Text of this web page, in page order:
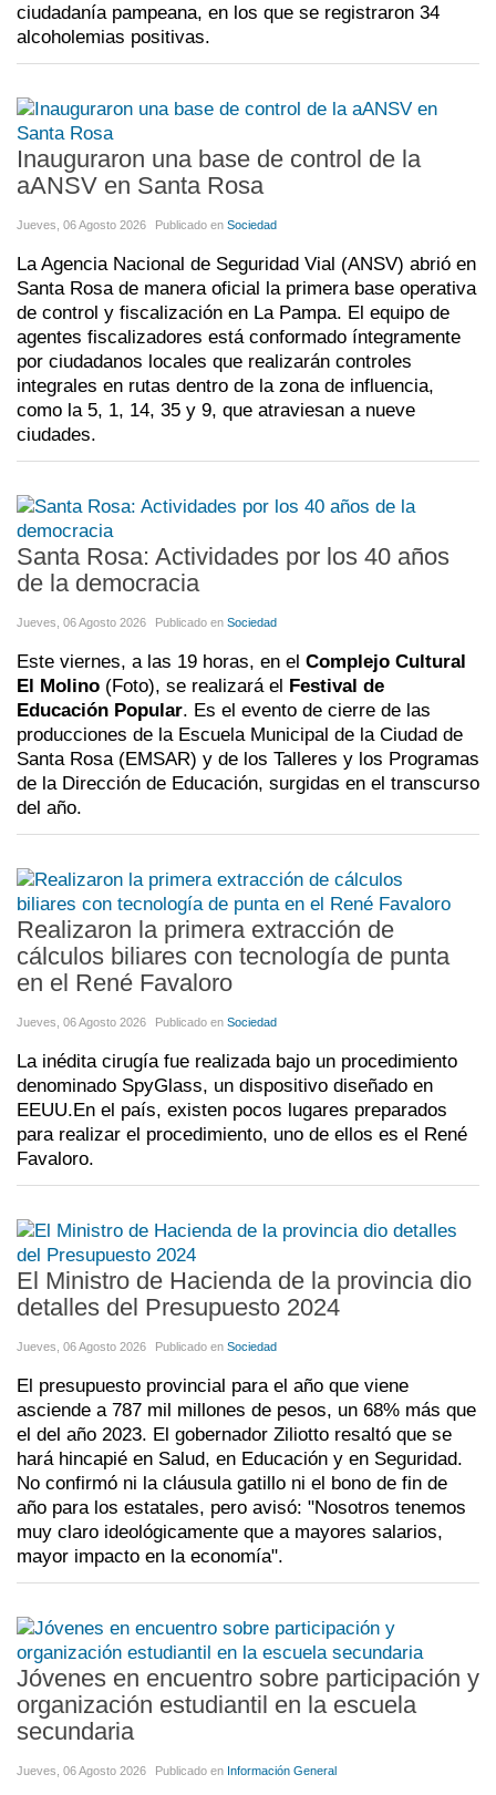
ciudadanía pampeana, en los que se registraron 34
alcoholemias positivas.
Inauguraron una base de control de la
aANSV en Santa Rosa
Jueves, 06 Agosto 2026 Publicado en Sociedad
La Agencia Nacional de Seguridad Vial (ANSV) abrió en
Santa Rosa de manera oficial la primera base operativa
de control y fiscalización en La Pampa. El equipo de
agentes fiscalizadores está conformado íntegramente
por ciudadanos locales que realizarán controles
integrales en rutas dentro de la zona de influencia,
como la 5, 1, 14, 35 y 9, que atraviesan a nueve
ciudades.
Santa Rosa: Actividades por los 40 años
de la democracia
Jueves, 06 Agosto 2026 Publicado en Sociedad
Este viernes, a las 19 horas, en el Complejo Cultural
El Molino (Foto), se realizará el Festival de
Educación Popular. Es el evento de cierre de las
producciones de la Escuela Municipal de la Ciudad de
Santa Rosa (EMSAR) y de los Talleres y los Programas
de la Dirección de Educación, surgidas en el transcurso
del año.
Realizaron la primera extracción de
cálculos biliares con tecnología de punta
en el René Favaloro
Jueves, 06 Agosto 2026 Publicado en Sociedad
La inédita cirugía fue realizada bajo un procedimiento
denominado SpyGlass, un dispositivo diseñado en
EEUU.En el país, existen pocos lugares preparados
para realizar el procedimiento, uno de ellos es el René
Favaloro.
El Ministro de Hacienda de la provincia dio
detalles del Presupuesto 2024
Jueves, 06 Agosto 2026 Publicado en Sociedad
El presupuesto provincial para el año que viene
asciende a 787 mil millones de pesos, un 68% más que
el del año 2023. El gobernador Ziliotto resaltó que se
hará hincapié en Salud, en Educación y en Seguridad.
No confirmó ni la cláusula gatillo ni el bono de fin de
año para los estatales, pero avisó: "Nosotros tenemos
muy claro ideológicamente que a mayores salarios,
mayor impacto en la economía".
Jóvenes en encuentro sobre participación y
organización estudiantil en la escuela
secundaria
Jueves, 06 Agosto 2026 Publicado en Información General